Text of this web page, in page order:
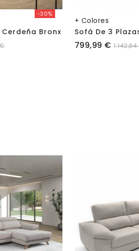
-30%
Bronx
+ Colores
Sofá De 3
Precio
799,99 €